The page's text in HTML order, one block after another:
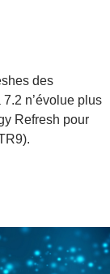
des
n’évolue plus
Refresh pour
TR7